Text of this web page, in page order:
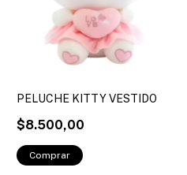
PELUCHE KITTY VESTIDO
$8.500,00